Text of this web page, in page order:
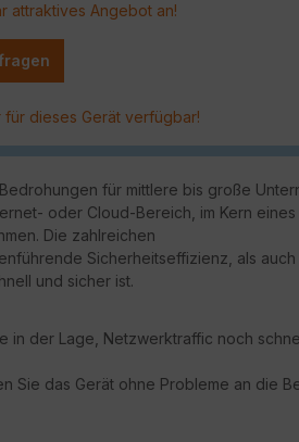
attraktives Angebot an!
für dieses Gerät verfügbar!
für mittlere bis große
oder Cloud-Bereich, im Kern eines
Die zahlreichen
Sicherheitseffizienz, als
und sicher ist.
in der Lage, Netzwerktraffic noch
Sie das Gerät ohne Probleme an die